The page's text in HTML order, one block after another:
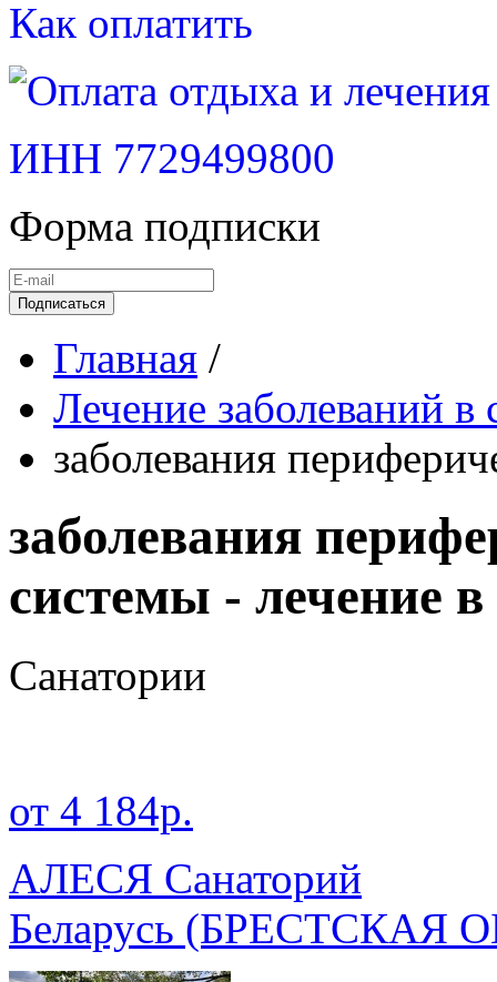
Как оплатить
ИНН 7729499800
Форма подписки
Подписаться
Главная /
Лечение заболеваний
заболевания
заболевания
системы - лечение
Санатории
от 4 184р.
АЛЕСЯ Санаторий
Беларусь (БРЕСТСКАЯ